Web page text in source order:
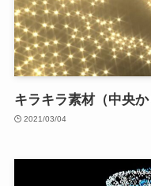
キラキラ素材（中央か
2021/03/04